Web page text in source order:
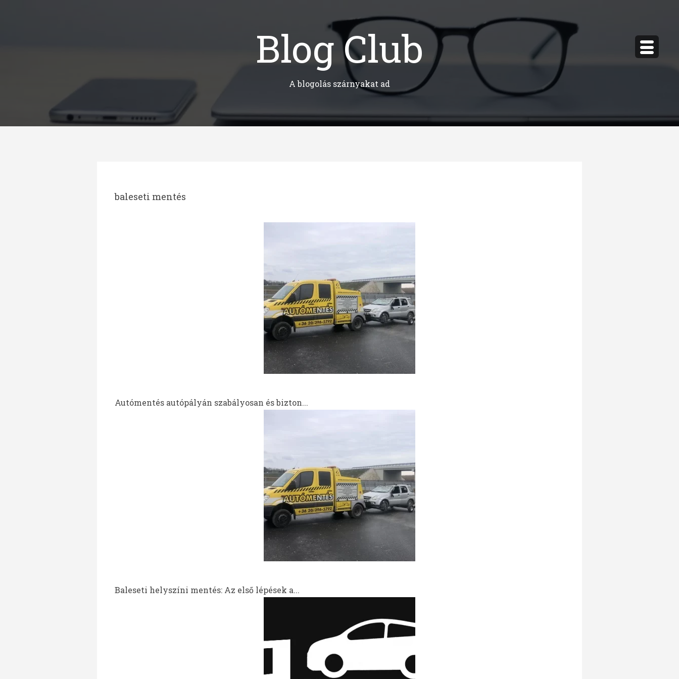
Blog Club
A blogolás szárnyakat ad
baleseti mentés
Autómentés autópályán szabályosan és bizton...
Baleseti helyszíni mentés: Az első lépések a...